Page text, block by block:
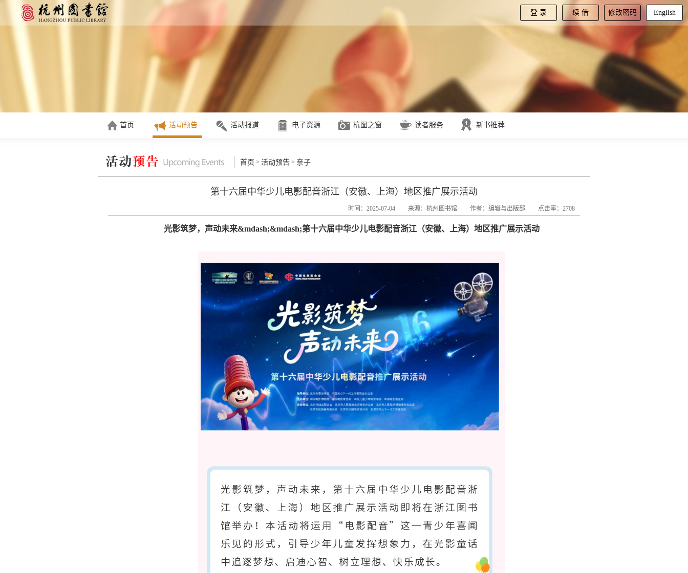
English
修改密码
续 借
登 录
首页 活动预告 活动报道 电子资源 杭图之窗 读者服务 新书推荐
首页 > 活动预告 > 亲子
第十六届中华少儿电影配音浙江（安徽、上海）地区推广展示活动
时间：2025-07-04 来源：杭州图书馆 作者：编辑与出版部 点击率：2708
光影筑梦，声动未来&mdash;&mdash;第十六届中华少儿电影配音浙江（安徽、上海）地区推广展示活动